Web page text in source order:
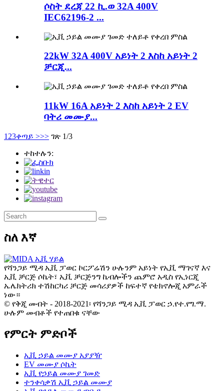
ሶስት ደረጃ 22 ኪ.ወ 32A 400V
IEC62196-2 ...
22kW 32A 400V አይነት 2 እስከ አይነት 2
ቻርጂ...
11kW 16A አይነት 2 እስከ አይነት 2 EV
ባትሪ መሙያ...
1 23ቀጣይ >>> ገጽ 1/3
ተከተሉን:
ስለ እኛ
የሻንጋይ ሚዳ ኢቪ ፓወር ኮርፖሬሽን ሁሉንም አይነት የኢቪ ማገናኛ እና
ኢቪ ቻርጅ ሶኬት፣ ኢቪ ቻርጅንግ ኬብሎችን ጨምሮ አዲስ የኢነርጂ
ኤሌክትሪክ ተሽከርካሪ ቻርጅ መሳሪያዎች ከፍተኛ የቴክኖሎጂ አምራች
ነው።
© የቅጂ መብት - 2018-2021፡ የሻንጋይ ሚዳ ኢቪ ፓወር ኃ.የተ.የግ.ማ.
ሁሉም መብቶች የተጠበቁ ናቸው
የምርት ምድቦች
ኢቪ ኃይል መሙያ አያያዥ
EV መሙያ ሶኬት
ኢቪ የኃይል መሙያ ገመድ
ተንቀሳቃሽ ኢቪ ኃይል መሙያ